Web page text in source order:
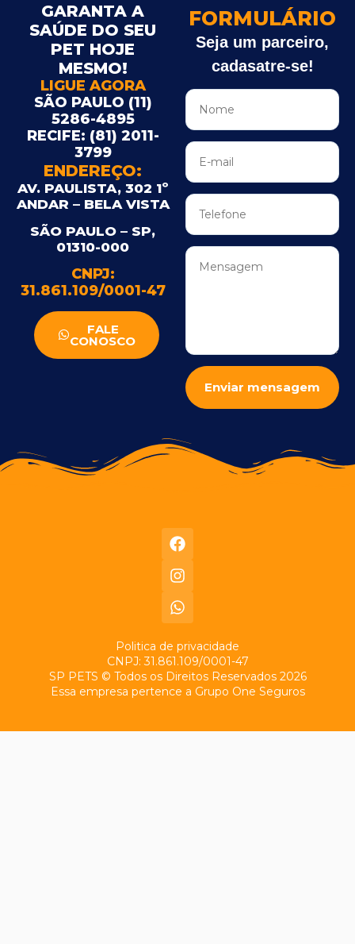
GARANTA A
SAÚDE DO SEU
PET HOJE
MESMO!
FALE
CONOSCO
LIGUE AGORA
SÃO PAULO (11)
5286-4895
RECIFE: (81) 2011-
3799
ENDEREÇO:
AV. PAULISTA, 302 1º
ANDAR – BELA VISTA
SÃO PAULO – SP,
01310-000
CNPJ:
31.861.109/0001-47
FORMULÁRIO
Seja um parceiro,
cadasatre-se!
Enviar mensagem
SP PETS © Todos os Direitos Reservados 2026
Essa empresa pertence a Grupo One Seguros
CNPJ: 31.861.109/0001-47
Politica de privacidade